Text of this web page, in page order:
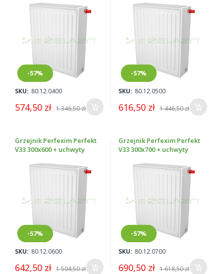
-57%
SKU: 80.12.0400
574,50 zł 1 346,50 zł
-57%
SKU: 80.12.0500
616,50 zł 1 446,50 zł
Grzejnik Perfexim Perfekt
V33 300x600 + uchwyty
-57%
SKU: 80.12.0600
642,50 zł 1 504,50 zł
Grzejnik Perfexim Perfekt
V33 300x700 + uchwyty
-57%
SKU: 80.12.0700
690,50 zł 1 618,50 zł